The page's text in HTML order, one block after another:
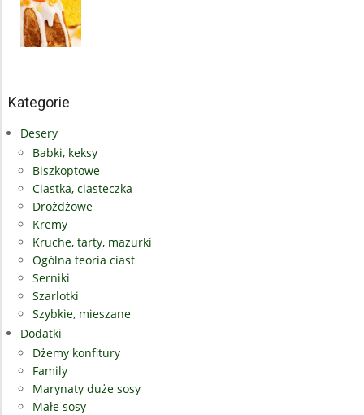
Kategorie
Desery
Babki, keksy
Biszkoptowe
Ciastka, ciasteczka
Drożdżowe
Kremy
Kruche, tarty, mazurki
Ogólna teoria ciast
Serniki
Szarlotki
Szybkie, mieszane
Dodatki
Dżemy konfitury
Family
Marynaty duże sosy
Małe sosy